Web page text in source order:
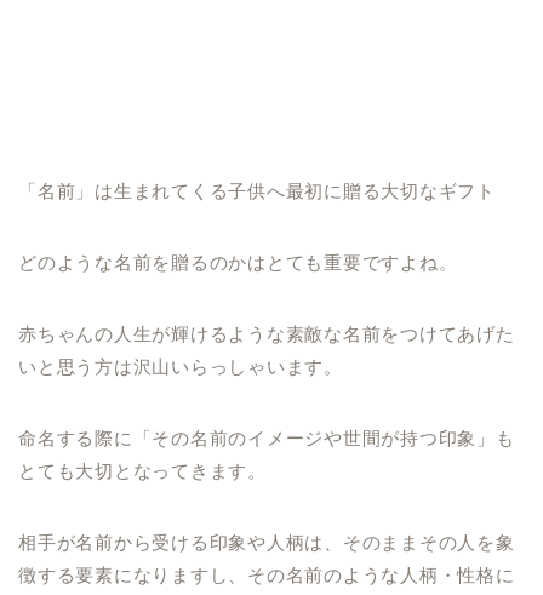
「名前」は生まれてくる子供へ最初に贈る大切なギフト
どのような名前を贈るのかはとても重要ですよね。
赤ちゃんの人生が輝けるような素敵な名前をつけてあげた
いと思う方は沢山いらっしゃいます。
命名する際に「その名前のイメージや世間が持つ印象」も
とても大切となってきます。
相手が名前から受ける印象や人柄は、そのままその人を象
徴する要素になりますし、その名前のような人柄・性格に